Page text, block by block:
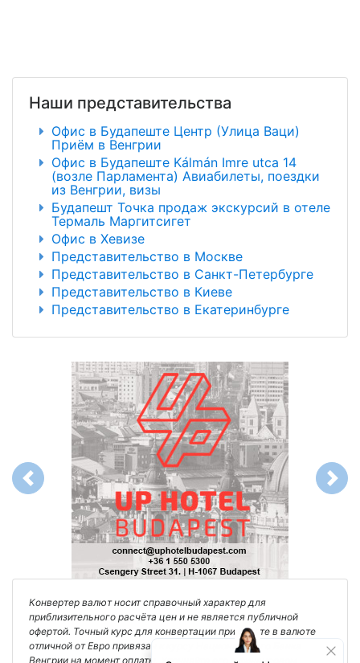
Наши представительства
Офис в Будапеште Центр (Улица Ваци)
Приём в Венгрии
Офис в Будапеште Kálmán Imre utca 14
(возле Парламента) Авиабилеты, поездки
из Венгрии, визы
Будапешт Точка продаж экскурсий в отеле
Термаль Маргитсигет
Офис в Хевизе
Представительство в Москве
Представительство в Санкт-Петербурге
Представительство в Киеве
Представительство в Екатеринбурге
Previous Next
Конвертер валют носит справочный характер для
приблизительного расчёта цен и не является публичной
офертой. Точный курс для конвертации при оплате в валюте
отличной от Евро привязан к курсу Национального Банка
Венгрии на момент оплаты. Уточняйте его в финансовом